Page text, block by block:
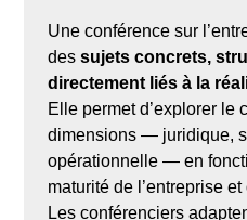
Une conférence sur
dessujets concrets,
directement liés à la
Elle permet d’explorer le
dimensions — juridique,
opérationnelle — en
maturité de l’entreprise
Les conférenciers